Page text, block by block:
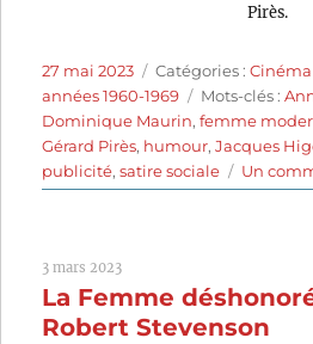
Pirès.
Publié
le
27 mai 2023 Catégories
Catégories :
années 1960-1969
Étiquettes
Mots-clés :
Dominique Maurin,femme
Gérard Pirès, humour,Jacques
publicité,satire sociale Un
3 mars 2023
La Femme
Robert Stevenson